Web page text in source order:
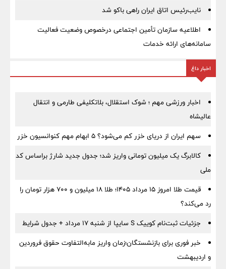
نایب‌رئیس اتاق ایران راهی باکو شد
اطلاعیه سازمان تأمین اجتماعی درخصوص وضعیت فعالیت
سامانه‌های ارائه خدمات
اخبار داغ
اخبار ورزشی مهم ؛ شوک استقلال، بلاتکلیفی طارمی و انتقال
عالیشاه
سهم ایران از دریای خزر کم می‌شود؟ ۵ ابهام مهم کنوانسیون خزر
کالابرگ یک میلیون تومانی واریز شد؛ جدول جدید شارژ براساس کد
ملی
قیمت طلا امروز ۱۵ مرداد ۱۴۰۵؛ طلا ۱۸ میلیون و ۷۰۰ هزار تومان را
رد می‌کند؟
جزئیات ثبت‌نام کوییک S سایپا از شنبه ۱۷ مرداد + جدول شرایط
خبر فوری برای بازنشستگان؛زمان واریز مابه‌التفاوت حقوق فروردین
و اردیبهشت